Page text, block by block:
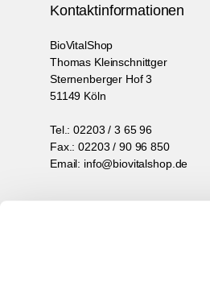
Kontaktinformationen
BioVitalShop
Thomas Kleinschnittger
Sternenberger Hof 3
51149 Köln
Tel.: 02203 / 3 65 96
Fax.: 02203 / 90 96 850
Email: info@biovitalshop.de